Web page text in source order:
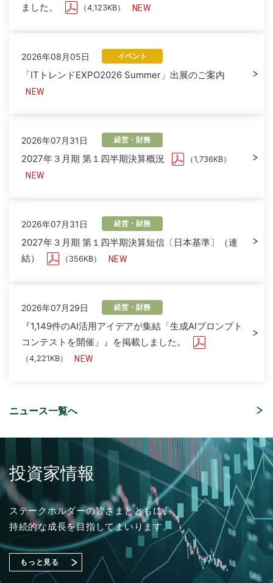
ました。
（4,123KB）
2026年08月05日 イベント
「ITトレンドEXPO2026 Summer」出展のご案内
2026年07月31日 経営・財務
2027年３月期 第１四半期決算概況 （1,736KB）
2026年07月31日 経営・財務
2027年３月期 第１四半期決算短信〔日本基準〕（連
結）
（356KB）
2026年07月29日 経営・財務
『1,149件のAI活用アイデアが集結「生成AIプロンプト
コンテストを開催」』を掲載しました。
（4,221KB）
「さくらケーシーエス、ヴィッセル神戸オフィシャル
パートナーとして2026/27シーズンを応援」を掲載し
ました。
（4,123KB）
2026年07月31日 経営・財務
2027年３月期 第１四半期決算概況 （1,736KB）
「授業料減免システム」を追加しました。
2026年04月17日 ソリューション
「ISMS（ISO/IEC 27001）認証取得コンサルティン
グ」を追加しました。
2026年02月18日 ソリューション
2026年度 新卒採用 応募受付を開始しました。
2024年03月01日 採用情報
2025年度 新卒採用 応募受付を開始しました。
「ITトレンドEXPO2026 Summer」出展のご案内
2026年07月01日 イベント
ISR社主催セミナー『迫る、経済産業省「サプライチェ
ーン強化に向けたセキュリティ対策評価制度」今すぐ
始める課題の可視化と対策準備』出展のご案内
ニュース一覧へ
投資家情報
ステークホルダーの皆さまとともに、
持続的な成長を目指してまいります。
もっと見る